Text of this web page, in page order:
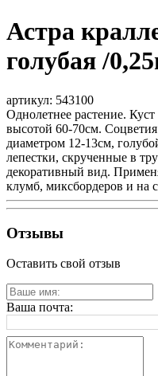
Астра
голубая /
артикул: 543100
Однолетнее растение.
высотой 60-70см.
диаметром 12-13см,
лепестки, скрученные в
декоративный вид.
клумб, миксбордеров и на
Отзывы
Оставить свой отзыв
Ваша почта: